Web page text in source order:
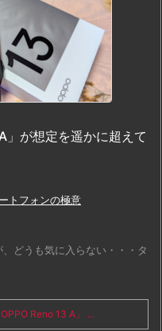
」が想定を遥かに超えて
トフォンの極意
どうも気に入らない・・・タ
Reno 13 A」 ...